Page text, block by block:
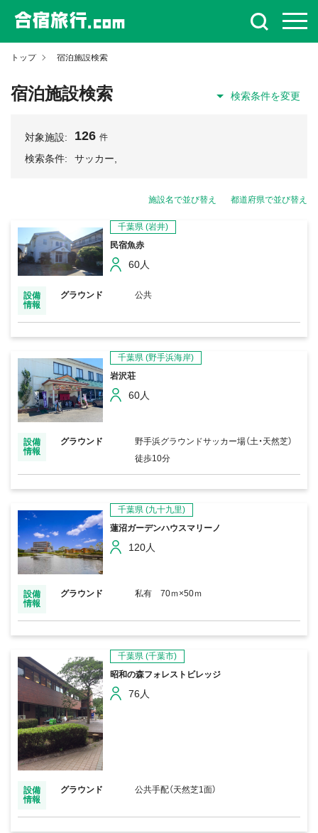
トップ 宿泊施設検索
宿泊施設検索 検索条件を変更
対象施設: 126 件
検索条件: サッカー,
施設名で並び替え 都道府県で並び替え
千葉県 (岩井)
民宿魚赤
60人
設備
情報
グラウンド 公共
千葉県 (野手浜海岸)
岩沢荘
60人
設備
情報
グラウンド
野手浜グラウンドサッカー場（土・天然芝）
徒歩10分
千葉県 (九十九里)
蓮沼ガーデンハウスマリーノ
120人
設備
情報
グラウンド 私有 70ｍ×50ｍ
千葉県 (千葉市)
昭和の森フォレストビレッジ
76人
設備
情報
グラウンド 公共手配（天然芝1面）